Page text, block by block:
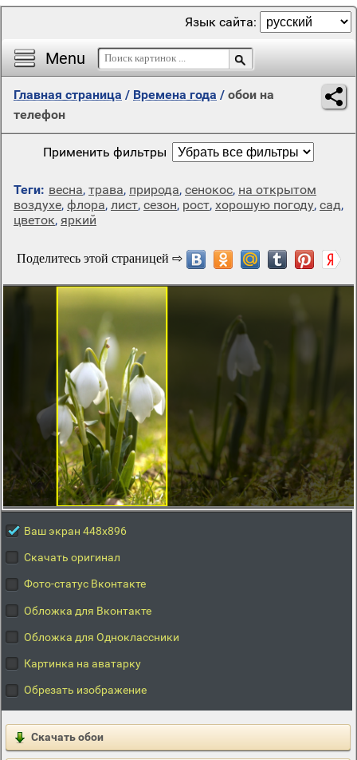
Menu
Язык сайта:
Главная страница / Времена года / обои на
телефон
Применить фильтры
Теги: весна, трава, природа, сенокос, на открытом
воздухе, флора, лист, сезон, рост, хорошую погоду, сад,
цветок, яркий
Ваш экран 448x896
Скачать оригинал
Фото-статус Вконтакте
Обложка для Вконтакте
Обложка для Одноклассники
Картинка на аватарку
Обрезать изображение
Скачать обои